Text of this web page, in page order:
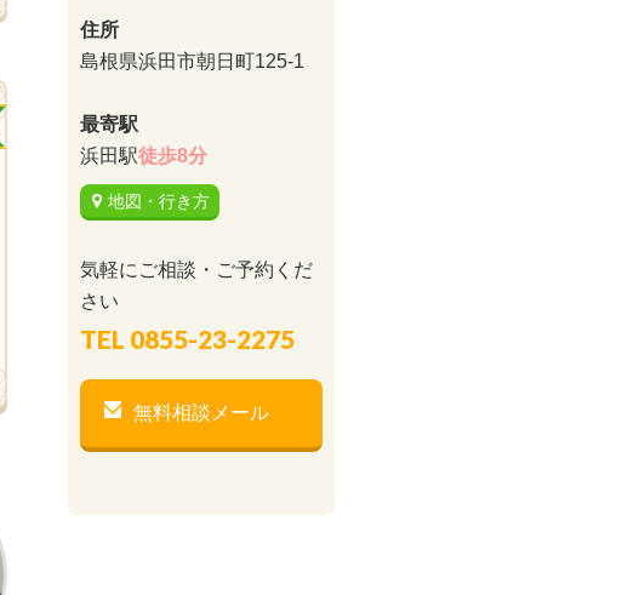
住所
島根県浜田市朝日町125-1
最寄駅
浜田駅徒歩8分
地図・行き方
気軽にご相談・ご予約くだ
さい
TEL 0855-23-2275
無料相談メール